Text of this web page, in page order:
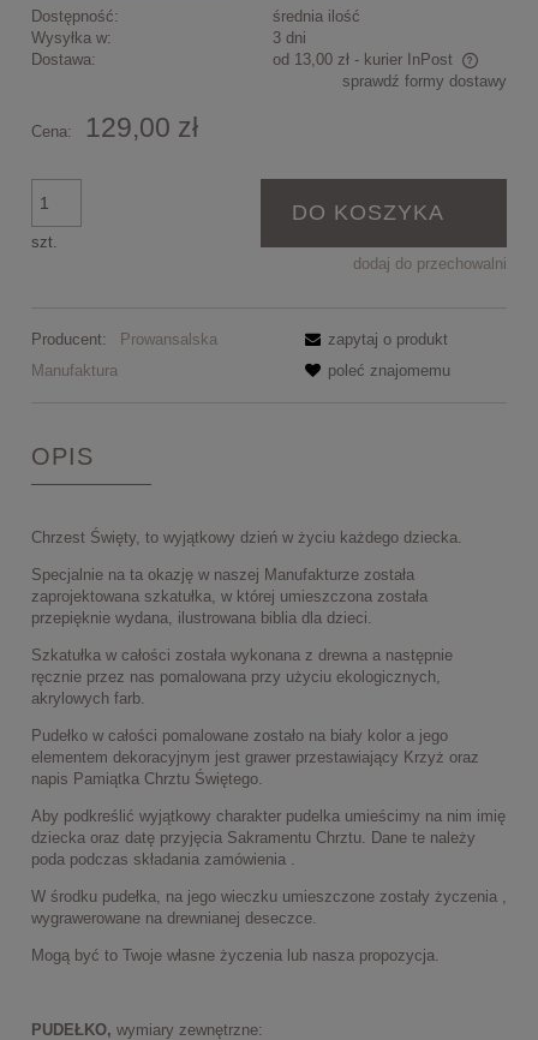
Dostępność:
średnia ilość
Wysyłka w:
3 dni
Dostawa:
od 13,00 zł - kurier InPost
Cena nie zawiera ewentualnych kosztów płatnościsprawdź formy dostawy
Cena: 129,00 zł
szt.
DO KOSZYKA
dodaj do przechowalni
Producent:
Prowansalska
Manufaktura
zapytaj o produkt
poleć znajomemu
OPIS
Chrzest Święty, to wyjątkowy dzień w życiu każdego dziecka.
Specjalnie na ta okazję w naszej Manufakturze została
zaprojektowana szkatułka, w której umieszczona została
przepięknie wydana, ilustrowana biblia dla dzieci.
Szkatułka w całości została wykonana z drewna a następnie
ręcznie przez nas pomalowana przy użyciu ekologicznych,
akrylowych farb.
Pudełko w całości pomalowane zostało na biały kolor a jego
elementem dekoracyjnym jest grawer przestawiający Krzyż oraz
napis Pamiątka Chrztu Świętego.
Aby podkreślić wyjątkowy charakter pudelka umieścimy na nim imię
dziecka oraz datę przyjęcia Sakramentu Chrztu. Dane te należy
poda podczas składania zamówienia .
W środku pudełka, na jego wieczku umieszczone zostały życzenia ,
wygrawerowane na drewnianej deseczce.
Mogą być to Twoje własne życzenia lub nasza propozycja.
PUDEŁKO, wymiary zewnętrzne: